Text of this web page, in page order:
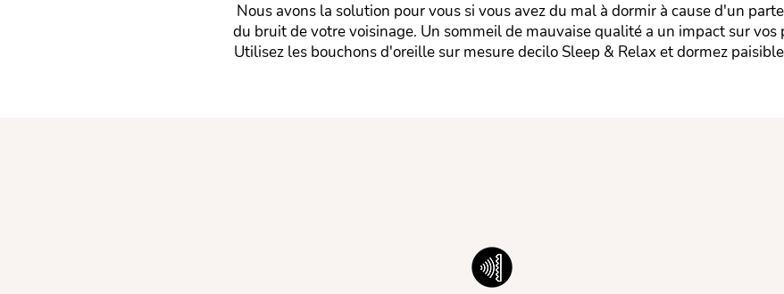
Nous avons la solution pour vous si vous avez du mal à dormir à cause d'un
du bruit de votre voisinage. Un sommeil de mauvaise qualité a un impact sur
Utilisez les bouchons d'oreille sur mesure decilo Sleep & Relax et dormez